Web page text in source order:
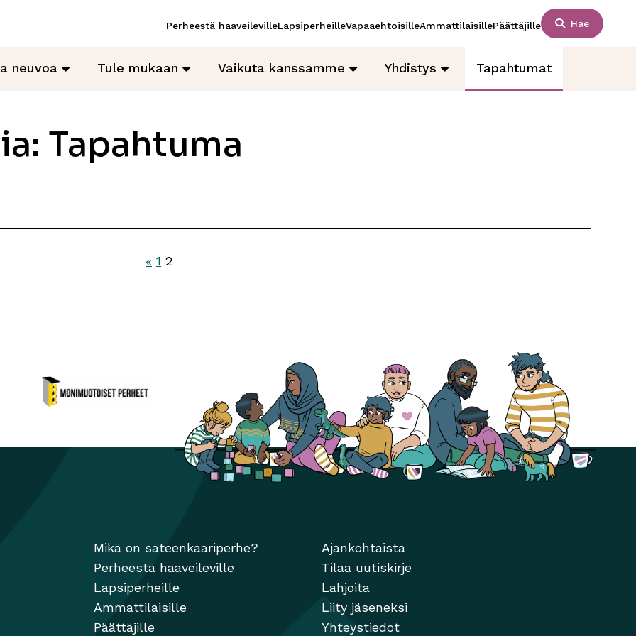
Perheestä haaveilevilleLapsiperheilleVapaaehtoisilleAmmattilaisillePäättäjille Hae
neuvoa Tule mukaan Vaikuta kanssamme Yhdistys Tapahtumat
Tapahtuma
« 1 2
Mikä on sateenkaariperhe?
Perheestä haaveileville
Lapsiperheille
Ammattilaisille
Päättäjille
Ajankohtaista
Tilaa uutiskirje
Lahjoita
Liity jäseneksi
Yhteystiedot